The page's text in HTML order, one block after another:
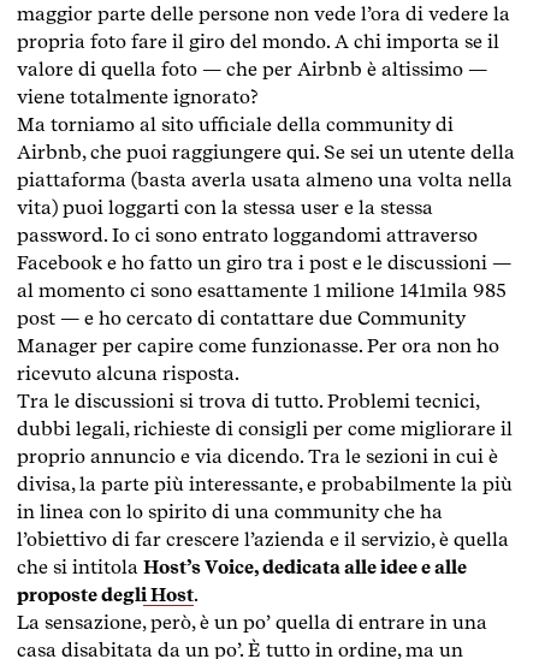
maggior parte delle persone non vede l’ora di vedere la
propria foto fare il giro del mondo. A chi importa se il
valore di quella foto — che per Airbnb è altissimo —
viene totalmente ignorato?
Ma torniamo al sito ufficiale della community di
Airbnb, che puoi raggiungere qui. Se sei un utente della
piattaforma (basta averla usata almeno una volta nella
vita) puoi loggarti con la stessa user e la stessa
password. Io ci sono entrato loggandomi attraverso
Facebook e ho fatto un giro tra i post e le discussioni —
al momento ci sono esattamente 1 milione 141mila 985
post — e ho cercato di contattare due Community
Manager per capire come funzionasse. Per ora non ho
ricevuto alcuna risposta.
Tra le discussioni si trova di tutto. Problemi tecnici,
dubbi legali, richieste di consigli per come migliorare il
proprio annuncio e via dicendo. Tra le sezioni in cui è
divisa, la parte più interessante, e probabilmente la più
in linea con lo spirito di una community che ha
l’obiettivo di far crescere l’azienda e il servizio, è quella
che si intitola Host’s Voice, dedicata alle idee e alle
proposte degli Host.
La sensazione, però, è un po’ quella di entrare in una
casa disabitata da un po’. È tutto in ordine, ma un